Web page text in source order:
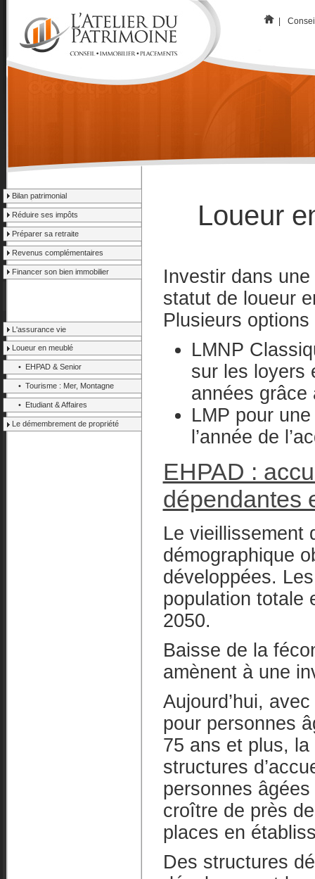
|
Bilan patrimonial
Loueur
Investir dans
statut de loueur
Plusieurs
LMNP
sur les loyers
années grâce
LMP pour
l’année de
EHPAD :
dépendantes
Le vieillissement
démographique
développées.
population totale
2050.
Baisse de la
amènent à une
Aujourd’hui,
pour personnes
75 ans et plus,
structures
personnes
croître de près
places en
Des structures
Réduire ses impôts
Préparer sa retraite
Revenus complémentaires
Financer son bien immobilier
L'assurance vie
Loueur en meublé
• EHPAD & Senior
• Tourisme : Mer, Montagne
• Etudiant & Affaires
Le démembrement de propriété